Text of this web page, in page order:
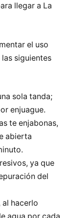
llegar a La
el uso
las siguientes
sola tanda;
enjuague.
te enjabonas,
abierta
ya que
del
al hacerlo